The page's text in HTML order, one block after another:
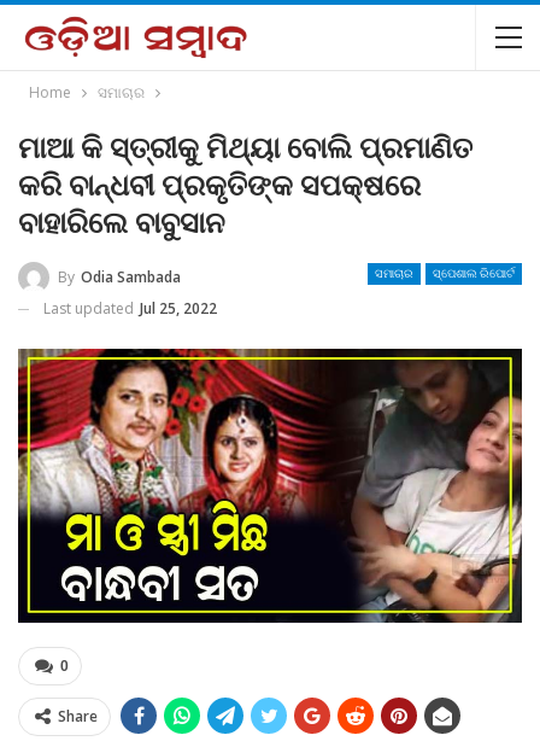
Home ସମାଚାର
ମାଆ କି ସ୍ତ୍ରୀକୁ ମିଥ୍ୟା ବୋଲି ପ୍ରମାଣିତ
କରି ବାନ୍ଧବୀ ପ୍ରକୃତିଙ୍କ ସପକ୍ଷରେ
ବାହାରିଲେ ବାବୁସାନ
ସମାଚାର ସ୍ପେଶାଲ ରିପୋର୍ଟ
By Odia Sambada
Last updated Jul 25, 2022
0
Share